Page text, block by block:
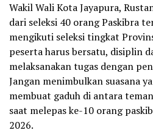
Wakil Wali Kota Jayapura,
dari seleksi 40 orang Paskibra
mengikuti seleksi tingkat
peserta harus bersatu, disiplin
melaksanakan tugas dengan
Jangan menimbulkan suasana
membuat gaduh di antara
saat melepas ke-10 orang
2026.